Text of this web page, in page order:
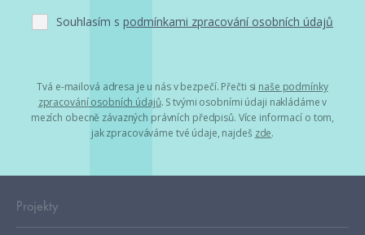
Souhlasím s podmínkami zpracování osobních údajů
Tvá e-mailová adresa je u nás v bezpečí. Přečti si naše podmínky
zpracování osobních údajů. S tvými osobními údaji nakládáme v
mezích obecně závazných právních předpisů. Více informací o tom,
jak zpracováváme tvé údaje, najdeš zde.
Projekty